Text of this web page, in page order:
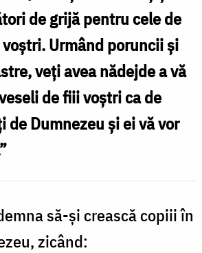
de grijă pentru cele de
Urmând poruncii şi
veţi avea nădejde a vă
de fiii voştri ca de
Dumnezeu şi ei vă vor
să-şi crească copiii în
zicând: